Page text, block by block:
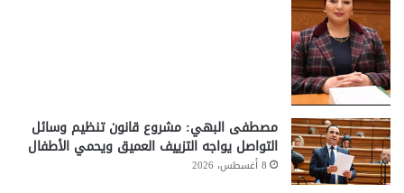
مصطفى البهي: مشروع قانون تنظيم وسائل
التواصل يواجه التزييف العميق ويحمي الأطفال
8 أغسطس، 2026